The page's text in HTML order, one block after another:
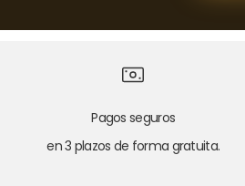
Pagos seguros
en 3 plazos de forma gratuita.